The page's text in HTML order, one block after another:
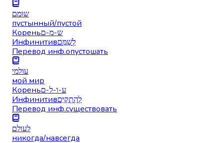
שומם
пустынный/пустой
Кореньש-מ-ם
Инфинитивלְשַׁמֵּם
Перевод инф.опустошать
עולמי
мой мир
Кореньע-ו-ל-ם
Инфинитивלְהִתְקַיֵּם
Перевод инф.существовать
לעולם
никогда/навсегда